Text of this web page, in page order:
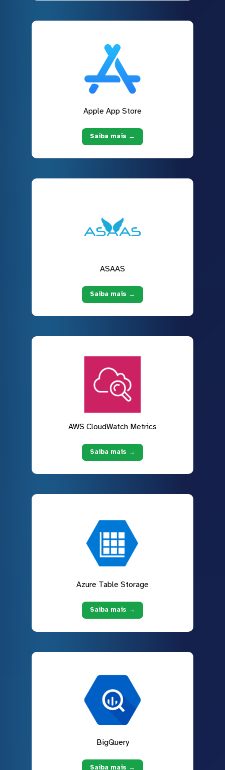
Apple App Store
Saiba mais →
ASAAS
Saiba mais →
AWS CloudWatch Metrics
Saiba mais →
Azure Table Storage
Saiba mais →
BigQuery
Saiba mais →